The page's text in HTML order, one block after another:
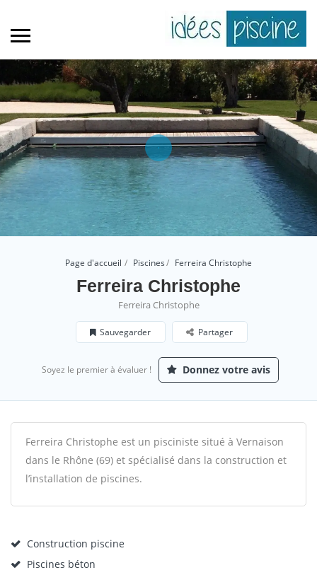
Page d'accueil Piscines Ferreira Christophe
Ferreira Christophe
Ferreira Christophe
Sauvegarder Partager
Soyez le premier à évaluer ! Donnez votre avis
Ferreira Christophe est un pisciniste situé à Vernaison
dans le Rhône (69) et spécialisé dans la construction et
l’installation de piscines.
Construction piscine
Piscines béton